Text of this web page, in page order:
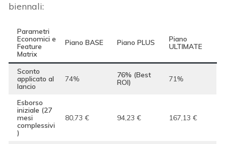
biennali:
Parametri
Economici e
Feature
Matrix
Piano BASE Piano PLUS
Piano
ULTIMATE
Sconto
applicato al
lancio
74%
76% (Best
ROI)
71%
Esborso
iniziale (27
mesi
complessivi
)
80,73 € 94,23 € 167,13 €